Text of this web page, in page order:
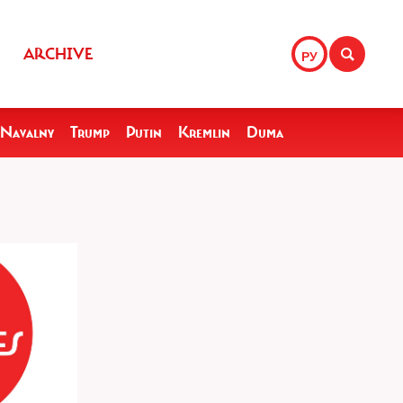
РУ
ARCHIVE
Navalny Trump Putin Kremlin Duma